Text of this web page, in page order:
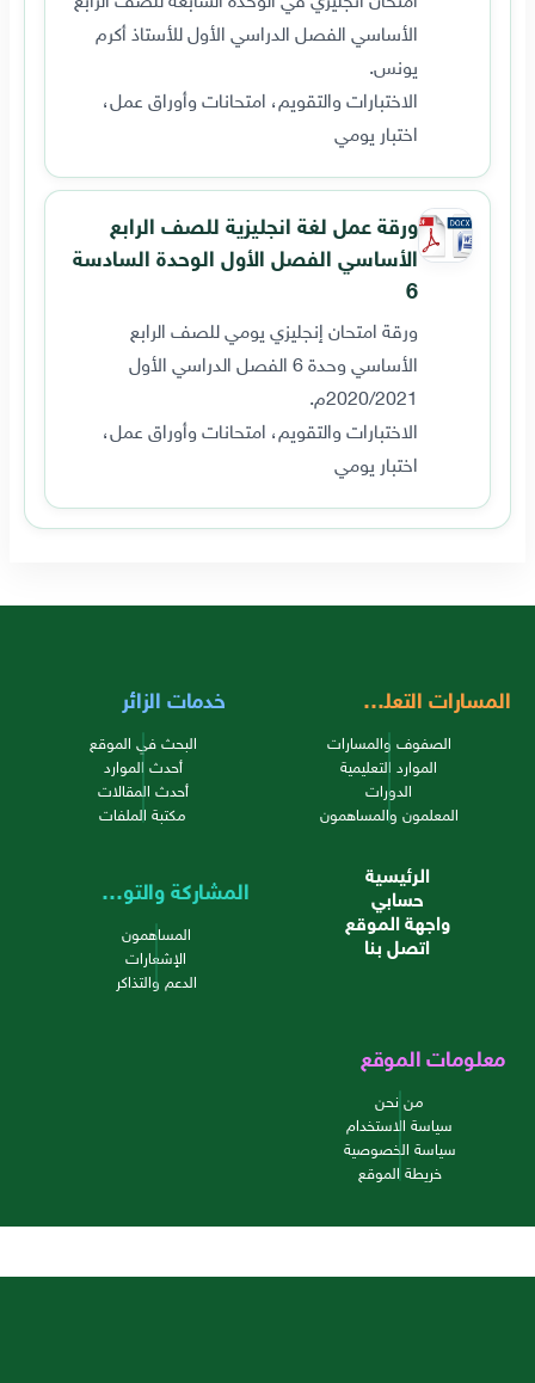
الأساسي الفصل الدراسي الأول للأستاذ أكرم
يونس.
الاختبارات والتقويم، امتحانات وأوراق عمل،
اختبار يومي
ورقة عمل لغة انجليزية للصف الرابع
الأساسي الفصل الأول الوحدة السادسة
6
ورقة امتحان إنجليزي يومي للصف الرابع
الأساسي وحدة 6 الفصل الدراسي الأول
2020/2021م.
الاختبارات والتقويم، امتحانات وأوراق عمل،
اختبار يومي
المسارات التعليمية
الصفوف والمسارات
الموارد التعليمية
الدورات
المعلمون والمساهمون
خدمات الزائر
البحث في الموقع
أحدث الموارد
أحدث المقالات
مكتبة الملفات
الرئيسية
حسابي
واجهة الموقع
اتصل بنا
المشاركة والتواصل
المساهمون
الإشعارات
الدعم والتذاكر
معلومات الموقع
من نحن
سياسة الاستخدام
سياسة الخصوصية
خريطة الموقع